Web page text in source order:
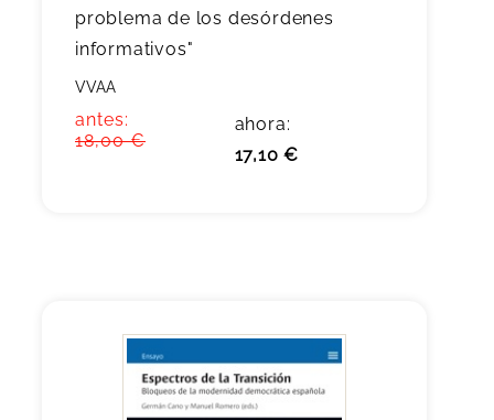
problema de los desórdenes
informativos"
VVAA
antes:
18,00 €
ahora:
17,10 €